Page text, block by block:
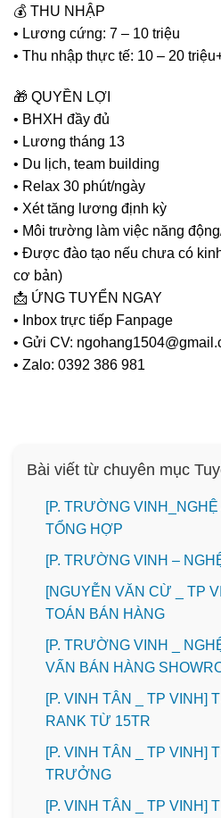
💰 THU NHẬP
• Lương cứng: 7 – 10 triệu
• Thu nhập thực tế: 10 – 20
🎁 QUYỀN LỢI
• BHXH đầy đủ
• Lương tháng 13
• Du lịch, team building
• Relax 30 phút/ngày
• Xét tăng lương định kỳ
• Môi trường làm việc năng
• Được đào tạo nếu chưa có
cơ bản)
📩 ỨNG TUYỂN NGAY
• Inbox trực tiếp Fanpage
• Gửi CV:
• Zalo: 0392 386 981
Bài viết từ chuyên mục
[P. TRƯỜNG
TỔNG HỢP
[P. TRƯỜNG VINH –
[NGUYỄN VĂN CỪ _ TP
TOÁN BÁN HÀNG
[P. TRƯỜNG VINH _
VẤN BÁN HÀNG
[P. VINH TÂN _ TP VINH]
RANK TỪ 15TR
[P. VINH TÂN _ TP VINH]
TRƯỞNG
[P. VINH TÂN _ TP VINH]